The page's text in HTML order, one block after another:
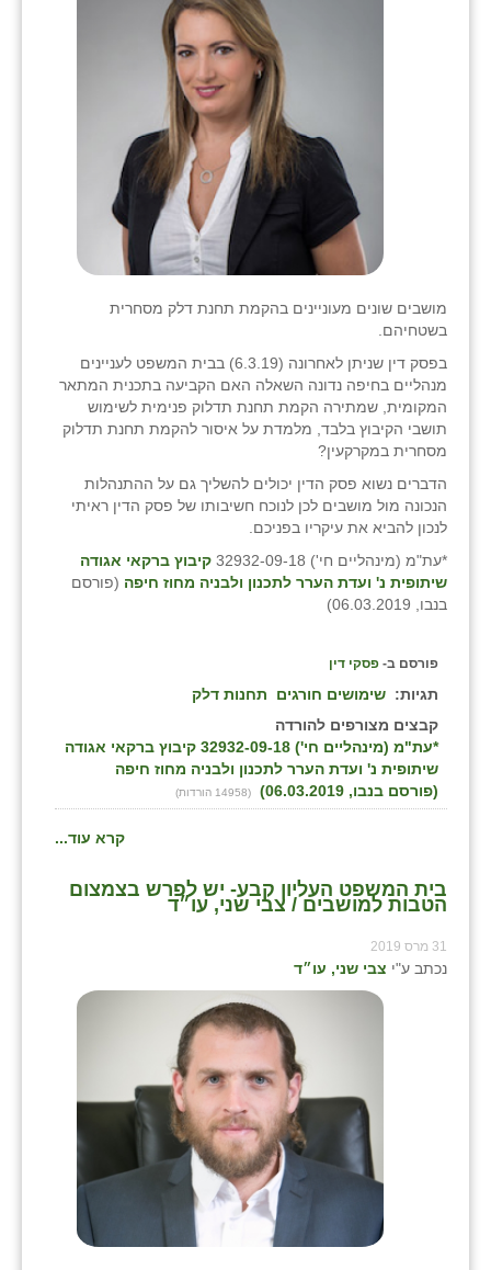
מושבים שונים מעוניינים בהקמת תחנת דלק מסחרית
בשטחיהם.
בפסק דין שניתן לאחרונה (6.3.19) בבית המשפט לעניינים
מנהליים בחיפה נדונה השאלה האם הקביעה בתכנית המתאר
המקומית, שמתירה הקמת תחנת תדלוק פנימית לשימוש
תושבי הקיבוץ בלבד, מלמדת על איסור להקמת תחנת תדלוק
מסחרית במקרקעין?
הדברים נשוא פסק הדין יכולים להשליך גם על ההתנהלות
הנכונה מול מושבים לכן לנוכח חשיבותו של פסק הדין ראיתי
לנכון להביא את עיקריו בפניכם.
*עת"מ (מינהליים חי') 32932-09-18
קיבוץ ברקאי אגודה
שיתופית נ' ועדת הערר לתכנון ולבניה מחוז חיפה (פורסם
בנבו, 06.03.2019)
פורסם ב- פסקי דין
תגיות: שימושים חורגים
תחנות דלק
קבצים מצורפים להורדה
*עת"מ (מינהליים חי') 32932-09-18 קיבוץ ברקאי אגודה
שיתופית נ' ועדת הערר לתכנון ולבניה מחוז חיפה
(פורסם בנבו, 06.03.2019)
(14958 הורדות)
קרא עוד...
בית המשפט העליון קבע- יש לפרש בצמצום
הטבות למושבים / צבי שני, עו״ד
31 מרס 2019
נכתב ע"י צבי שני, עו״ד
גני יהודה
גנות
ורד יריחו
זוהר
הדר עם
חבצלת השרון
חרב לאת
יבול (מורג)
יקנעם
כפר אביב
כפר ביאליק
כפר סבא (אגרא)
כפר שמריהו